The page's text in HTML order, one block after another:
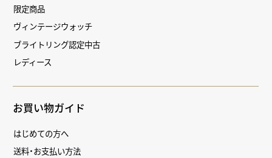
限定商品
ヴィンテージウォッチ
ブライトリング認定中古
レディース
お買い物ガイド
はじめての方へ
送料・お支払い方法